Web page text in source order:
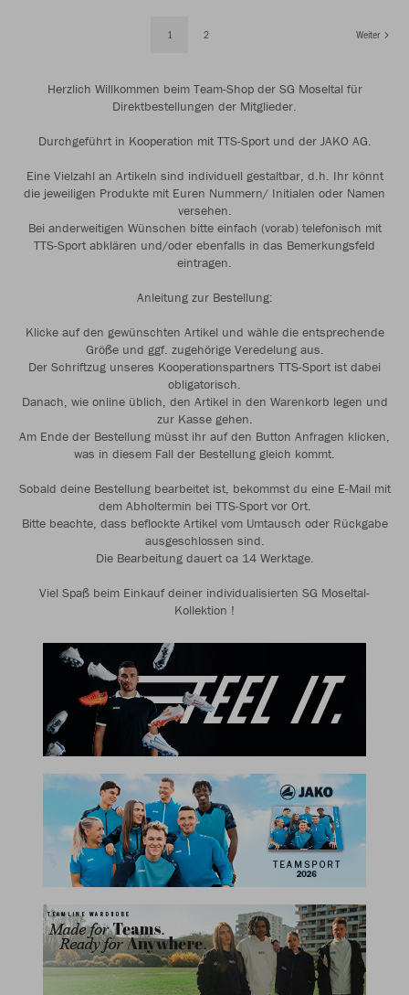
1 2 Weiter
Herzlich Willkommen beim Team-Shop der SG Moseltal für
Direktbestellungen der Mitglieder.
Durchgeführt in Kooperation mit TTS-Sport und der JAKO AG.
Eine Vielzahl an Artikeln sind individuell gestaltbar, d.h. Ihr könnt
die jeweiligen Produkte mit Euren Nummern/ Initialen oder Namen
versehen.
Bei anderweitigen Wünschen bitte einfach (vorab) telefonisch mit
TTS-Sport abklären und/oder ebenfalls in das Bemerkungsfeld
eintragen.
Anleitung zur Bestellung:
Klicke auf den gewünschten Artikel und wähle die entsprechende
Größe und ggf. zugehörige Veredelung aus.
Der Schriftzug unseres Kooperationspartners TTS-Sport ist dabei
obligatorisch.
Danach, wie online üblich, den Artikel in den Warenkorb legen und
zur Kasse gehen.
Am Ende der Bestellung müsst ihr auf den Button Anfragen klicken,
was in diesem Fall der Bestellung gleich kommt.
Sobald deine Bestellung bearbeitet ist, bekommst du eine E-Mail mit
dem Abholtermin bei TTS-Sport vor Ort.
Bitte beachte, dass beflockte Artikel vom Umtausch oder Rückgabe
ausgeschlossen sind.
Die Bearbeitung dauert ca 14 Werktage.
Viel Spaß beim Einkauf deiner individualisierten SG Moseltal-
Kollektion !